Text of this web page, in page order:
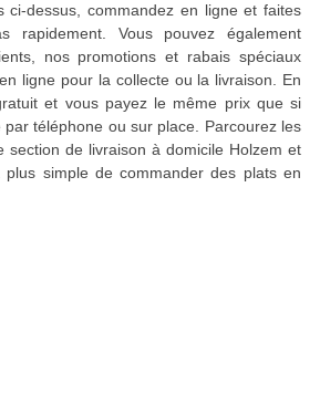
ci-dessus, commandez en ligne et faites
rapidement. Vous pouvez également
nos promotions et rabais spéciaux
ligne pour la collecte ou la livraison. En
et vous payez le même prix que si
téléphone ou sur place. Parcourez les
section de livraison à domicile Holzem et
simple de commander des plats en